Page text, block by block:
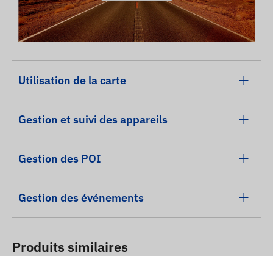
Utilisation de la carte
Gestion et suivi des appareils
Gestion des POI
Gestion des événements
Produits similaires